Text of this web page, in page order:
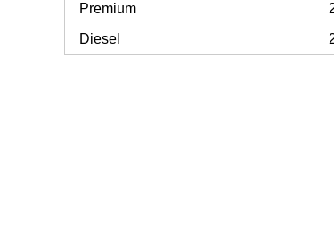
Premium
Diesel